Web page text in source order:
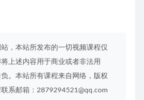
，本站所发布的一切视频课程仅
上述内容用于商业或者非法用
。本站所有课程来自网络，版权
系邮箱：2879294521@qq.com